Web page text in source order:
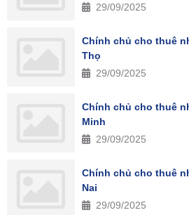
29/09/2025
Chính chủ cho thuê
Thọ
29/09/2025
Chính chủ cho thuê
Minh
29/09/2025
Chính chủ cho thuê
Nai
29/09/2025